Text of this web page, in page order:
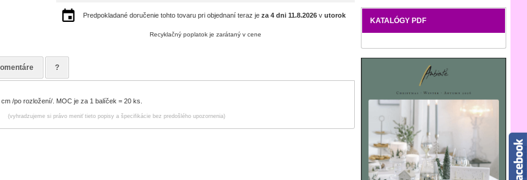
KATALÓGY PDF
Predpokladané doručenie tohto tovaru pri objednaní teraz je za 4 dni 11.8.2026v utorok
Recyklačný poplatok je zarátaný v cene
?
/po rozložení/. MOC je za 1 balíček = 20 ks.
(vyhradzujeme si právo meniť tieto popisy a špecifikácie bez predošlého upozornenia)